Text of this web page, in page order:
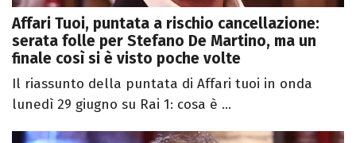
Affari Tuoi, puntata a rischio cancellazione:
serata folle per Stefano De Martino, ma un
finale così si è visto poche volte
Il riassunto della puntata di Affari tuoi in onda
lunedì 29 giugno su Rai 1: cosa è ...